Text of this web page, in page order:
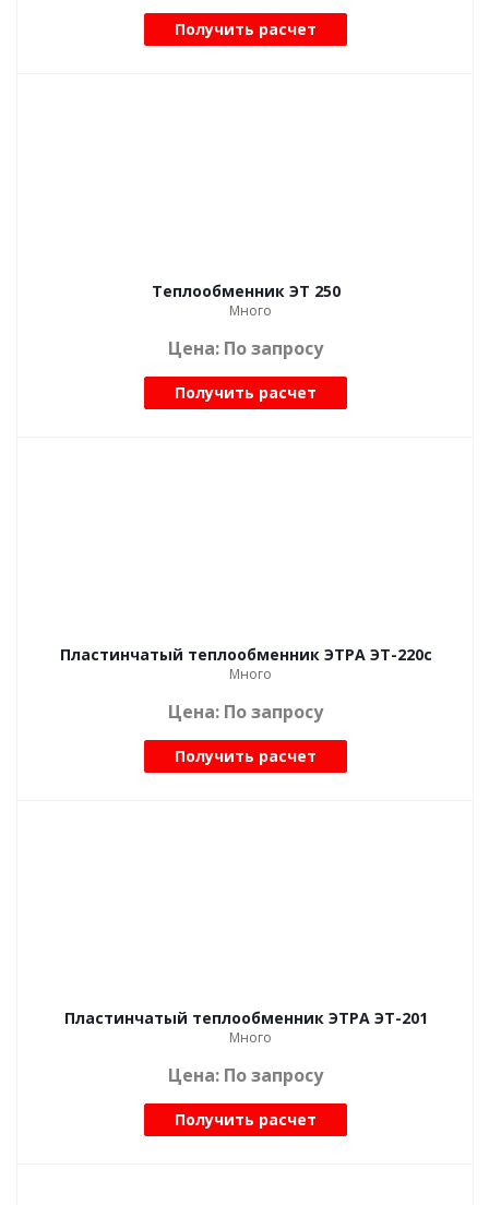
Получить расчет
Теплообменник ЭТ 250
Много
Цена: По запросу
Получить расчет
Пластинчатый теплообменник ЭТРА ЭТ-220с
Много
Цена: По запросу
Получить расчет
Пластинчатый теплообменник ЭТРА ЭТ-201
Много
Цена: По запросу
Получить расчет